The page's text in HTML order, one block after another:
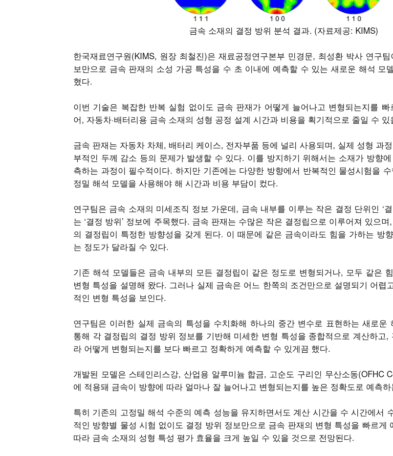
금속 소재의 결정 방위 분석 결과. (자료제공: KIMS)
한국재료연구원(KIMS, 원장 최철진)은 재료공정연구본부 민경문, 최성환 박사 연구
보만으로 금속 판재의 소성 가공 특성을 수 초 이내에 예측할 수 있는 새로운 해석 모
혔다.
이번 기술은 복잡한 반복 실험 없이도 금속 판재가 어떻게 늘어나고 변형되는지를
어, 자동차·배터리용 금속 소재의 성형 공정 설계 시간과 비용을 획기적으로 줄일 수
금속 판재는 자동차 차체, 배터리 케이스, 전자부품 등에 널리 사용되며, 실제 성형 과
부적인 두께 감소 등의 문제가 발생할 수 있다. 이를 방지하기 위해서는 소재가 방향
측하는 과정이 필수적이다. 하지만 기존에는 다양한 방향에서 반복적인 물성시험을
정밀 해석 모델을 사용해야 해 시간과 비용 부담이 컸다.
연구팀은 금속 소재의 미세조직 정보 가운데, 금속 내부를 이루는 작은 결정 단위인 ‘
는 ‘결정 방위’ 정보에 주목했다. 금속 판재는 수많은 작은 결정립으로 이루어져 있으
의 결정립이 특정한 방향성을 갖게 된다. 이 때문에 같은 금속이라도 힘을 가하는 방
는 정도가 달라질 수 있다.
기존 해석 모델들은 금속 내부의 모든 결정립이 같은 정도로 변형되거나, 모두 같은
변형 특성을 설명해 왔다. 그러나 실제 금속은 어느 한쪽의 조건만으로 설명되기 어렵
적인 변형 특성을 보인다.
연구팀은 이러한 실제 금속의 특성을 수치화해 하나의 중간 변수로 표현하는 새로운
통해 각 결정립의 결정 방위 정보를 기반해 미세한 변형 특성을 종합적으로 계산하고
라 어떻게 변형되는지를 보다 빠르고 정확하게 예측할 수 있게끔 했다.
개발된 모델은 스테인리스강, 산업용 알루미늄 합금, 고순도 구리인 무산소동(OFHC
에 적용돼 금속이 방향에 따라 얼마나 잘 늘어나고 변형되는지를 높은 정확도로 예측
특히 기존의 고정밀 해석 수준의 예측 성능을 유지하면서도 계산 시간을 수 시간에서
적인 방향별 물성 시험 없이도 결정 방위 정보만으로 금속 판재의 변형 특성을 빠르게
따라 금속 소재의 성형 특성 평가 효율을 크게 높일 수 있을 것으로 전망된다.